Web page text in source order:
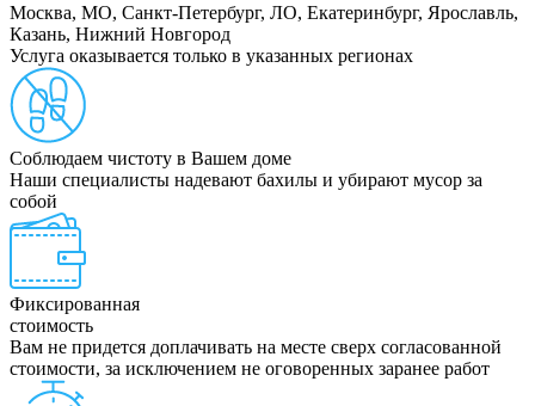
Москва, МО, Санкт-Петербург, ЛО, Екатеринбург, Ярославль,
Казань, Нижний Новгород
Услуга оказывается только в указанных регионах
Соблюдаем чистоту в Вашем доме
Наши специалисты надевают бахилы и убирают мусор за
собой
Фиксированная
стоимость
Вам не придется доплачивать на месте сверх согласованной
стоимости, за исключением не оговоренных заранее работ